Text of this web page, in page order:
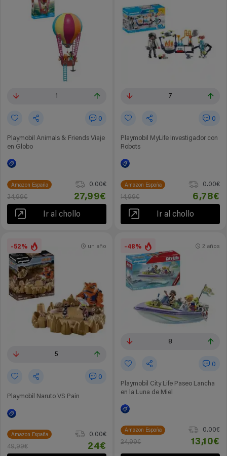
1
0
Playmobil Animals & Friends Viaje
en Globo
Amazon España
0.00€
34,99€
27,99€
Ir al chollo
7
0
Playmobil MyLife Investigador con
Robots
Amazon España
0.00€
14,99€
6,78€
Ir al chollo
-52%
5
0
Playmobil Naruto VS Pain
un año
Amazon España
0.00€
49,99€
24€
-48%
8
0
Playmobil City Life Paseo Lancha
en la Luna de Miel
2 años
Amazon España
0.00€
24,99€
13,10€